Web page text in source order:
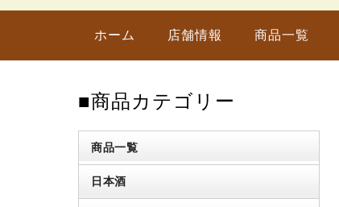
ホーム 店舗情報 商品一覧
■商品カテゴリー
商品一覧
日本酒